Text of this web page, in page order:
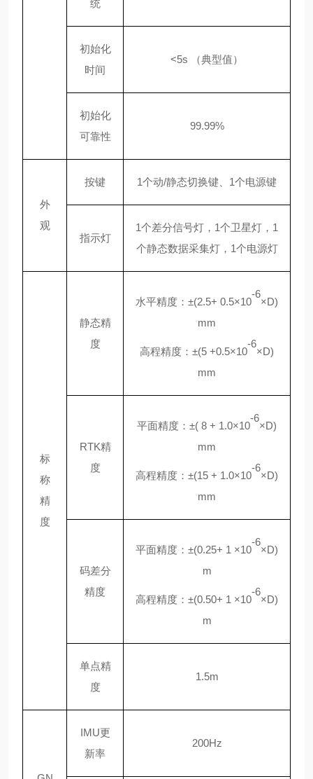
统
初始化
时间
<5s （典型值）
初始化
可靠性
99.99%
外
观
按键 1个动/静态切换键、1个电源键
指示灯
1个差分信号灯，1个卫星灯，1
个静态数据采集灯，1个电源灯
标
称
精
度
静态精
度
水平精度： ±(2.5+ 0.5×10
-6
×D)
mm
高程精度： ±(5 +0.5×10
-6
×D)
mm
RTK精
度
平面精度： ±( 8 + 1.0×10
-6
×D)
mm
高程精度： ±(15 + 1.0×10
-6
×D)
mm
码差分
精度
平面精度： ±(0.25+ 1 ×10
-6
×D)
m
高程精度： ±(0.50+ 1 ×10
-6
×D)
m
单点精
度
1.5m
IMU更
新率
200Hz